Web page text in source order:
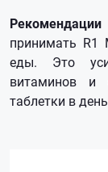
принимать R1
еды. Это
витаминов и
таблетки в